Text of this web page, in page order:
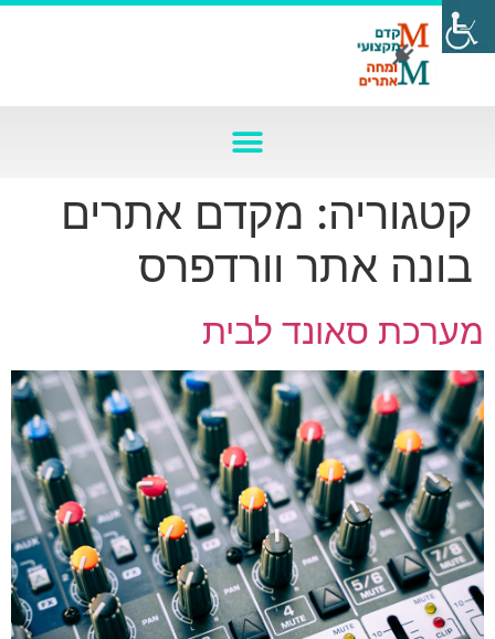
קטגוריה: מקדם אתרים
בונה אתר וורדפרס
מערכת סאונד לבית